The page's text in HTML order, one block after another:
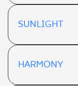
SUNLIGHT
HARMONY